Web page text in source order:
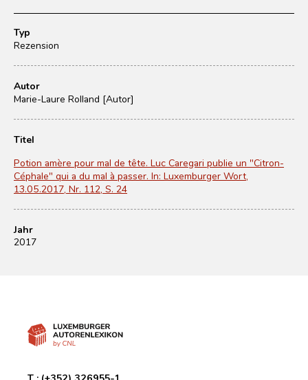
Typ
Rezension
Autor
Marie-Laure Rolland [Autor]
Titel
Potion amère pour mal de tête. Luc Caregari publie un "Citron-
Céphale" qui a du mal à passer. In: Luxemburger Wort,
13.05.2017, Nr. 112, S. 24
Jahr
2017